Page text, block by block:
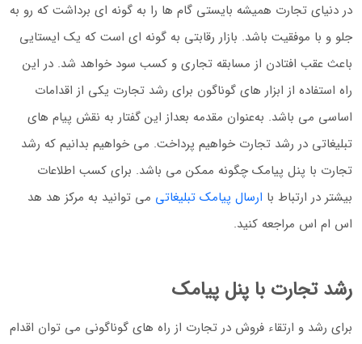
در دنیای تجارت همیشه بایستی گام ها را به گونه ای برداشت که رو به
جلو و با موفقیت باشد. بازار رقابتی به گونه ای است که یک ایستایی
باعث عقب افتادن از مسابقه تجاری و کسب سود خواهد شد. در این
راه استفاده از ابزار های گوناگون برای رشد تجارت یکی از اقدامات
اساسی می باشد. به‌عنوان مقدمه بعداز این گفتار به نقش پیام های
تبلیغاتی در رشد تجارت خواهیم پرداخت. می خواهیم بدانیم که رشد
تجارت با پنل پیامک چگونه ممکن می باشد. برای کسب اطلاعات
بیشتر در ارتباط با ارسال پیامک تبلیغاتی می توانید به مرکز هد هد
اس ام اس مراجعه کنید.
رشد تجارت با پنل پیامک
برای رشد و ارتقاء فروش در تجارت از راه های گوناگونی می توان اقدام